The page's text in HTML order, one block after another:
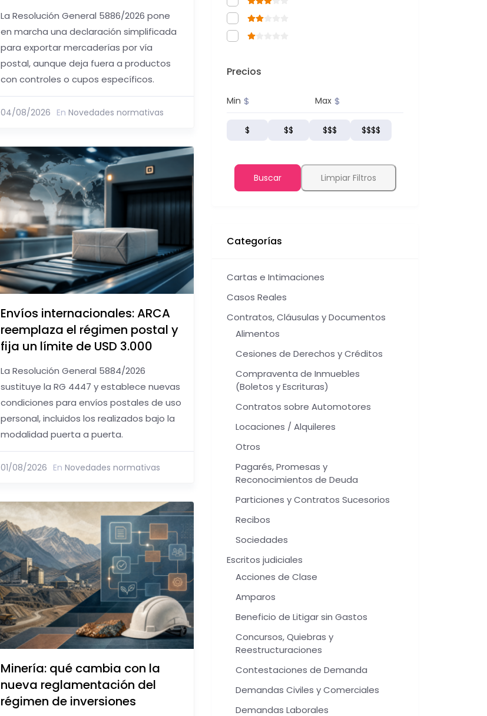
La Resolución General 5886/2026 pone
en marcha una declaración simplificada
para exportar mercaderías por vía
postal, aunque deja fuera a productos
con controles o cupos específicos.
04/08/2026 En Novedades normativas
Envíos internacionales: ARCA
reemplaza el régimen postal y
fija un límite de USD 3.000
La Resolución General 5884/2026
sustituye la RG 4447 y establece nuevas
condiciones para envíos postales de uso
personal, incluidos los realizados bajo la
modalidad puerta a puerta.
01/08/2026 En Novedades normativas
Minería: qué cambia con la
nueva reglamentación del
régimen de inversiones
Precios
Min $ Max $
$ $$ $$$ $$$$
Buscar Limpiar Filtros
Categorías
Cartas e Intimaciones
Casos Reales
Contratos, Cláusulas y Documentos
Alimentos
Cesiones de Derechos y Créditos
Compraventa de Inmuebles
(Boletos y Escrituras)
Contratos sobre Automotores
Locaciones / Alquileres
Otros
Pagarés, Promesas y
Reconocimientos de Deuda
Particiones y Contratos Sucesorios
Recibos
Sociedades
Escritos judiciales
Acciones de Clase
Amparos
Beneficio de Litigar sin Gastos
Concursos, Quiebras y
Reestructuraciones
Contestaciones de Demanda
Demandas Civiles y Comerciales
Demandas Laborales